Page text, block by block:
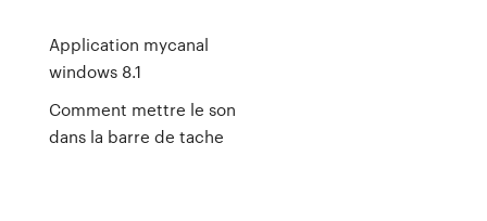
Application mycanal
windows 8.1
Comment mettre le son
dans la barre de tache